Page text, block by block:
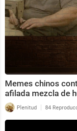
Memes chinos
afilada mezcla de
Plenitud | 84